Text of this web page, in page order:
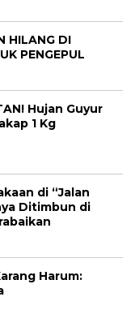
HILANG DI
PENGEPUL
Hujan Guyur
1 Kg
di “Jalan
Ditimbun di
Harum: